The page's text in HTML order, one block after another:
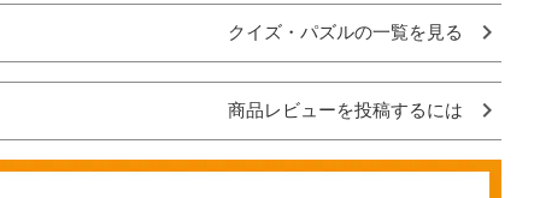
クイズ・パズルの一覧を見る
商品レビューを投稿するには